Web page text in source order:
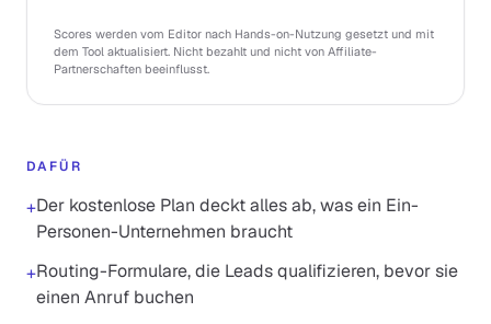
Scores werden vom Editor nach Hands-on-Nutzung gesetzt und mit
dem Tool aktualisiert. Nicht bezahlt und nicht von Affiliate-
Partnerschaften beeinflusst.
DAFÜR
+Der kostenlose Plan deckt alles ab, was ein Ein-
Personen-Unternehmen braucht
+Routing-Formulare, die Leads qualifizieren, bevor sie
einen Anruf buchen